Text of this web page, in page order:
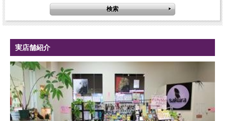
実店舗紹介